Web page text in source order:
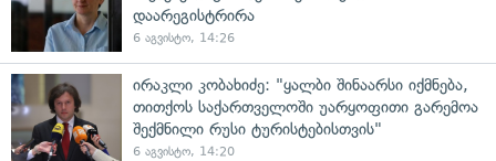
დაარეგისტრირა
6 აგვისტო, 14:26
ირაკლი კობახიძე: "ყალბი შინაარსი იქმნება,
თითქოს საქართველოში უარყოფითი გარემოა
შექმნილი რუსი ტურისტებისთვის"
6 აგვისტო, 14:20